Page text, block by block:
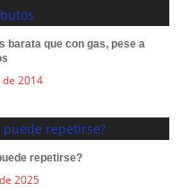
barata que con gas, pese a
de 2014
repetirse?
2025